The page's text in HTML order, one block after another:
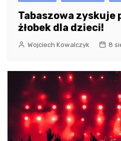
Tabaszowa zyskuje
żłobek dla dzieci!
Wojciech Kowalczyk 8